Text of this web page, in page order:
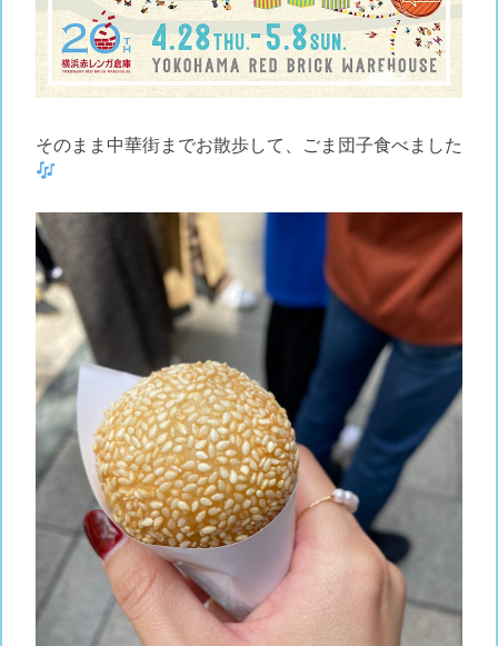
そのまま中華街までお散歩して、ごま団子食べました